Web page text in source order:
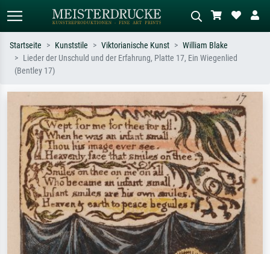
oder Stilen – z.B. Monet,
Sternennacht, Impressionismus, Welle
Hokusai, Akt.
Wiese, Abstrakt mit viel Rot, Dunkles
Ölgemälde, Stehender Akt neben einem
Baum.
Startseite Kunststile Viktorianische Kunst
William Blake
Lieder der Unschuld und der Erfahrung, Platte 17, Ein Wiegenlied
(Bentley 17)